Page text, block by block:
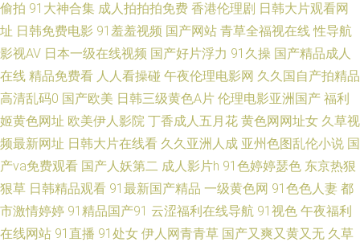
乱区综合 91se国产视频 A片男人天堂 91香蕉小视频 91每日大赛打桩 91大神
国产激情do 日韩91青青在线 91极品久久精 日日艹艹 91激情福利 日韩一区
中文字幕草 91伊人大 欧日韩黄网站免费 91免费国产视频 日韩新片本番 91
白虎福利视频 国产精品熟女久久 91操熟女视频 欧美亚洲另类在线 91婷婷色
超碰97人人操 国产精品一区视频欧美 岛国三级网站在线观看 国产黄a三级大
偷拍 91大神合集 成人拍拍拍免费 香港伦理剧 日韩大片观看网
址 日韩免费电影 91羞羞视频 国产网站 青草全福视在线 性导航
影视AV 日本一级在线视频 国产好片浮力 91久操 国产精品成人
在线 精品免费看 人人看操碰 午夜伦理电影网 久久国自产拍精品
高清乱码0 国产欧美 日韩三级黄色A片 伦理电影亚洲国产 福利
姬黄色网址 欧美伊人影院 丁香成人五月花 黄色网网址女 久草视
频最新网址 日韩大片在线看 久久亚洲人成 亚州色图乱伦小说 国
产va免费观看 国产人妖第二 成人影片h 91色婷婷瑟色 东京热狠
狠草 日韩精品观看 91最新国产精品 一级黄色网 91色色人妻 都
市激情婷婷 91精品国产91 云涩福利在线导航 91视色 午夜福利
在线网站 91直播 91处女 伊人网青青草 国产又爽又黄又无 久草